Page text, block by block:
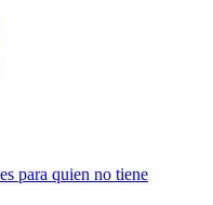
para quien no tiene